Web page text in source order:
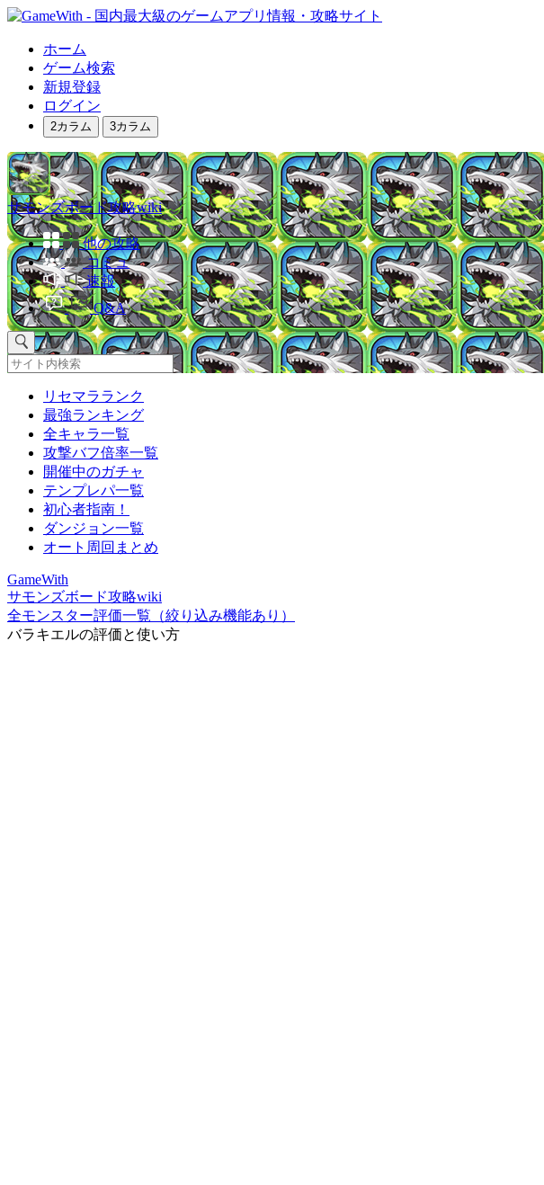
ホーム
ゲーム検索
新規登録
ログイン
2カラム 3カラム
サモンズボード攻略wiki
他の攻略
コミュ
速報
Q&A
リセマラランク
最強ランキング
全キャラ一覧
攻撃バフ倍率一覧
開催中のガチャ
テンプレパ一覧
初心者指南！
ダンジョン一覧
オート周回まとめ
GameWith
サモンズボード攻略wiki
全モンスター評価一覧（絞り込み機能あり）
バラキエルの評価と使い方